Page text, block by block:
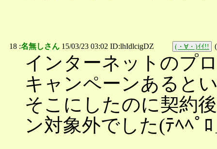
18 :名無しさん 15/03/23 03:02 ID:lhIdlcigDZ (・∀・)ｲｲ!! (
インターネットのプ
キャンペーンあると
そこにしたのに契約
ン対象外でした(ﾃﾍﾍﾟ